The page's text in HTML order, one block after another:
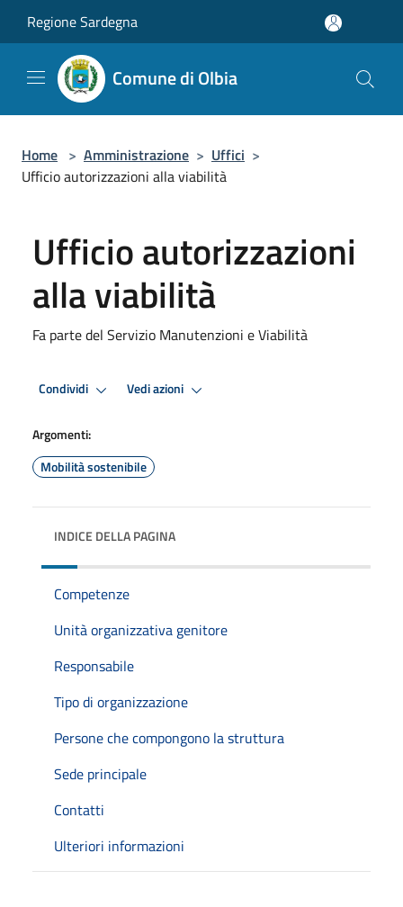
Regione Sardegna
Comune di Olbia
Home > Amministrazione > Uffici >
Ufficio autorizzazioni alla viabilità
Ufficio autorizzazioni
alla viabilità
Fa parte del Servizio Manutenzioni e Viabilità
Condividi Vedi azioni
Argomenti:
Mobilità sostenibile
INDICE DELLA PAGINA
Competenze
Unità organizzativa genitore
Responsabile
Tipo di organizzazione
Persone che compongono la struttura
Sede principale
Contatti
Ulteriori informazioni